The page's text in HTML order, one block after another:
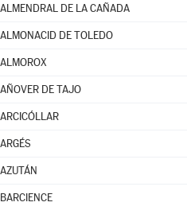
ALMENDRAL DE LA CAÑADA
ALMONACID DE TOLEDO
ALMOROX
AÑOVER DE TAJO
ARCICÓLLAR
ARGÉS
AZUTÁN
BARCIENCE